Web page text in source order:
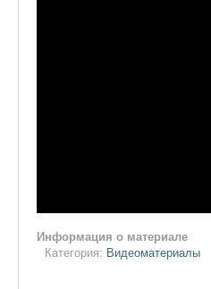
Информация о материале
Категория: Видеоматериалы